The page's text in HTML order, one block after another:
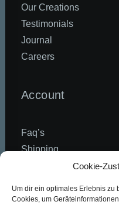
Cookie-
Um dir ein optimales Erlebnis zu
Cookies, um
Our Creations
Testimonials
Journal
Careers
Account
Faq’s
Shipping
Contact Us